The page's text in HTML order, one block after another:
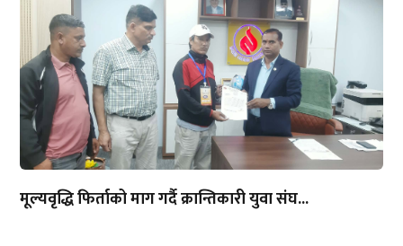
मूल्यवृद्धि फिर्ताको माग गर्दै क्रान्तिकारी युवा संघ...